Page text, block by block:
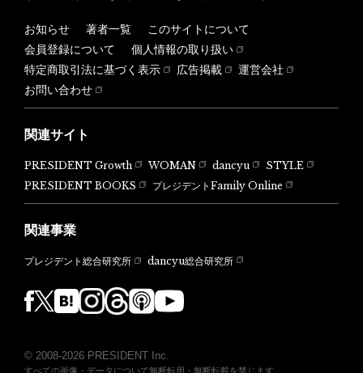
お知らせ 著者一覧
このサイトについて
会員登録について
個人情報の取り扱い
特定商取引法に基づく表示
広告掲載
運営会社
お問い合わせ
関連サイト
PRESIDENT Growth WOMAN dancyu
STYLE
PRESIDENT BOOKS
プレジデントFamily Online
関連事業
プレジデント総合研究所 dancyu総合研究所
© 2008-2026 PRESIDENT Inc.
すべての画像・データについて無断転用・無断転載を禁じます。